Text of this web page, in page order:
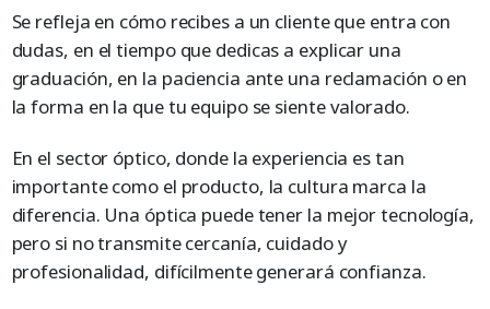
Se refleja en cómo recibes a un cliente que entra con
dudas, en el tiempo que dedicas a explicar una
graduación, en la paciencia ante una reclamación o en
la forma en la que tu equipo se siente valorado.
En el sector óptico, donde la experiencia es tan
importante como el producto, la cultura marca la
diferencia. Una óptica puede tener la mejor tecnología,
pero si no transmite cercanía, cuidado y
profesionalidad, difícilmente generará confianza.